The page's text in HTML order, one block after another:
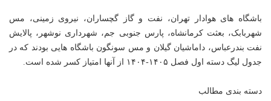
باشگاه های هوادار تهران، نفت و گاز گچساران، نیروی زمینی، مس
شهربابک، بعثت کرمانشاه، پارس جنوبی جم، شهرداری نوشهر، پالایش
نفت بندرعباس، داماشیان گیلان و مس سونگون باشگاه هایی بودند که در
جدول لیگ دسته اول فصل ۱۴۰۵-۱۴۰۴ از آنها امتیاز کسر شده است.
دسته بندی مطالب